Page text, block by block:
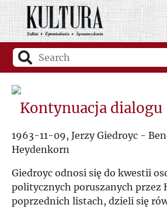
Kontynuacja dialogu
1963-11-09, Jerzy Giedroyc -
Heydenkorn
Giedroyc odnosi się do kwestii
politycznych poruszanych przez
poprzednich listach, dzieli się